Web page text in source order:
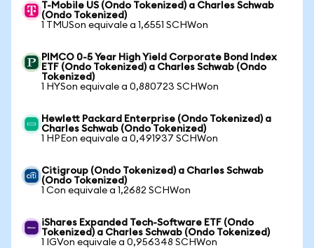
T-Mobile US (Ondo Tokenized) a Charles Schwab
(Ondo Tokenized)
1 TMUSon equivale a 1,6551 SCHWon
PIMCO 0-5 Year High Yield Corporate Bond Index
ETF (Ondo Tokenized) a Charles Schwab (Ondo
Tokenized)
1 HYSon equivale a 0,880723 SCHWon
Hewlett Packard Enterprise (Ondo Tokenized) a
Charles Schwab (Ondo Tokenized)
1 HPEon equivale a 0,491937 SCHWon
Citigroup (Ondo Tokenized) a Charles Schwab
(Ondo Tokenized)
1 Con equivale a 1,2682 SCHWon
iShares Expanded Tech-Software ETF (Ondo
Tokenized) a Charles Schwab (Ondo Tokenized)
1 IGVon equivale a 0,956348 SCHWon